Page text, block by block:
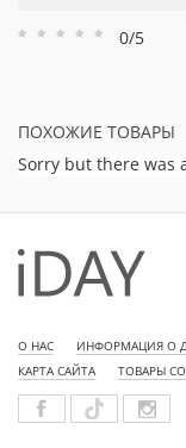
Рейтинг
Рейтинг
Рейтинг
Рейтинг
Рейтинг
0/5
ПОХОЖИЕ ТОВАРЫ
Sorry but there was
О НАС ИНФОРМАЦИЯ О
КАРТА САЙТА
ТОВАРЫ